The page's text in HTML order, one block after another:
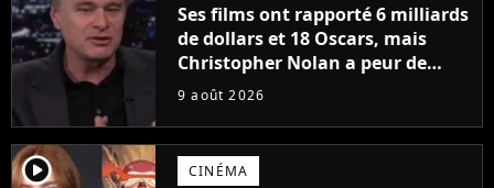
Ses films ont rapporté 6 milliards
de dollars et 18 Oscars, mais
Christopher Nolan a peur de
tourner un genre de films très
9 août 2026
player2 CINÉMA